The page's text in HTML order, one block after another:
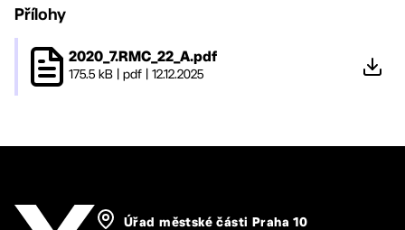
Přílohy
2020_7.RMC_22_A.pdf
175.5 kB pdf 12.12.2025
Úřad městské části Praha 10